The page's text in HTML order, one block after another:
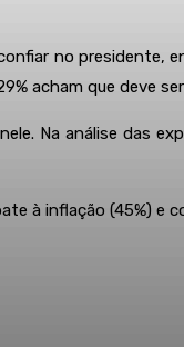
no
acham que deve
Na análise das
à inflação (45%)